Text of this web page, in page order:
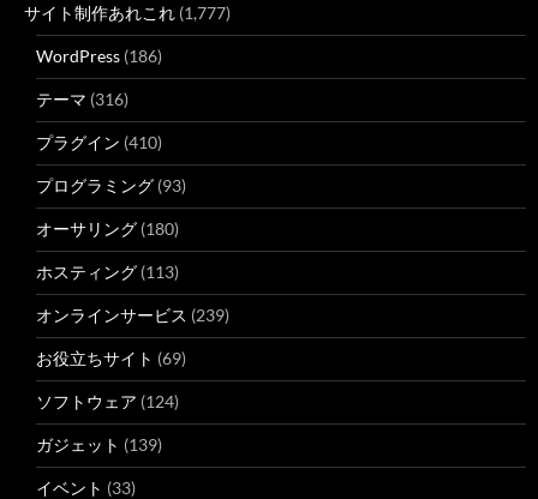
サイト制作あれこれ (1,777)
WordPress (186)
テーマ (316)
プラグイン (410)
プログラミング (93)
オーサリング (180)
ホスティング (113)
オンラインサービス (239)
お役立ちサイト (69)
ソフトウェア (124)
ガジェット (139)
イベント (33)